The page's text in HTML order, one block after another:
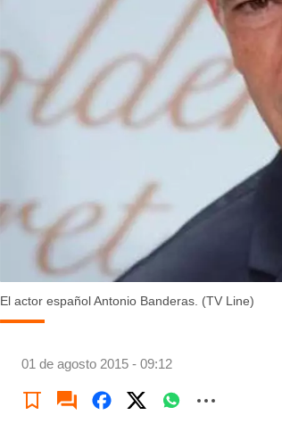
El actor español Antonio Banderas. (TV Line)
01 de agosto 2015 - 09:12